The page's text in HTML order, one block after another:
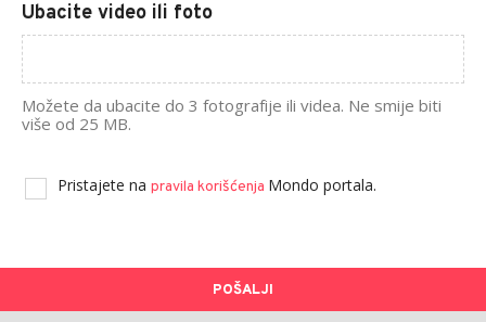
Ubacite video ili foto
Možete da ubacite do 3 fotografije ili videa. Ne smije biti
više od 25 MB.
Pristajete na pravila korišćenja Mondo portala.
POŠALJI